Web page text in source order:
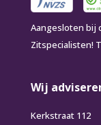
Aangesloten bij
Zitspecialisten!
Wij
Kerkstraat 112